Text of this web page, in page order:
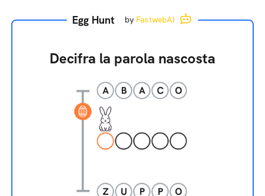
Egg Hunt by FastwebAI
Decifra la parola nascosta